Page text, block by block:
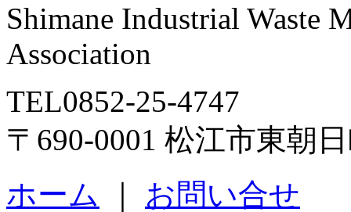
Shimane Industrial Waste
Association
TEL0852-25-4747
〒690-0001 松江市東朝
ホーム
お問い合せ